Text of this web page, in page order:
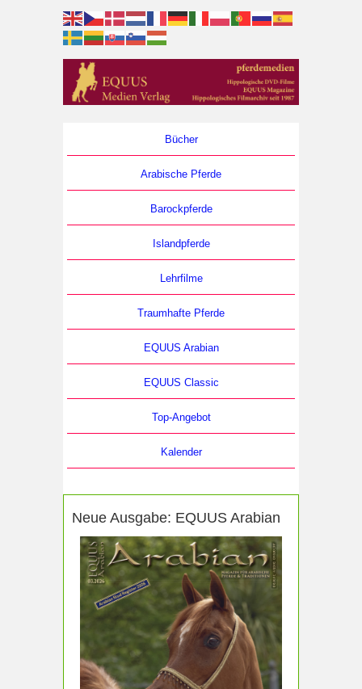
Bücher
Arabische Pferde
Barockpferde
Islandpferde
Lehrfilme
Traumhafte Pferde
EQUUS Arabian
EQUUS Classic
Top-Angebot
Kalender
Neue Ausgabe: EQUUS Arabian